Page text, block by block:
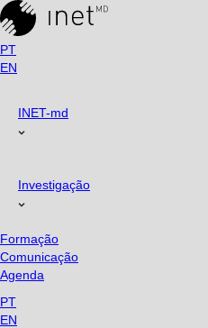
PT
EN
INET-md
Investigação
Formação
Comunicação
Agenda
PT
EN